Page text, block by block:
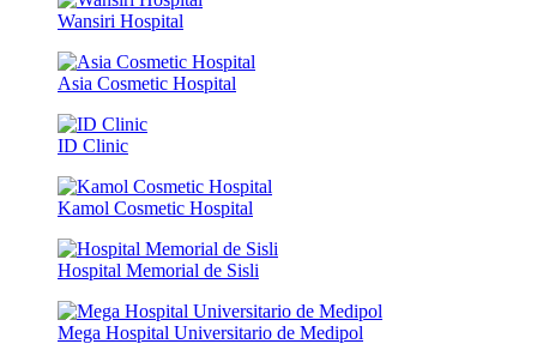
Wansiri Hospital
Asia Cosmetic Hospital
ID Clinic
Kamol Cosmetic Hospital
Hospital Memorial de Sisli
Mega Hospital Universitario de Medipol